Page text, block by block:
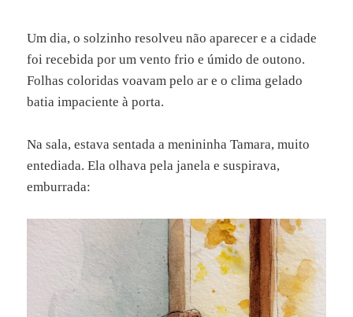
Um dia, o solzinho resolveu não aparecer e a cidade
foi recebida por um vento frio e úmido de outono.
Folhas coloridas voavam pelo ar e o clima gelado
batia impaciente à porta.
Na sala, estava sentada a menininha Tamara, muito
entediada. Ela olhava pela janela e suspirava,
emburrada: